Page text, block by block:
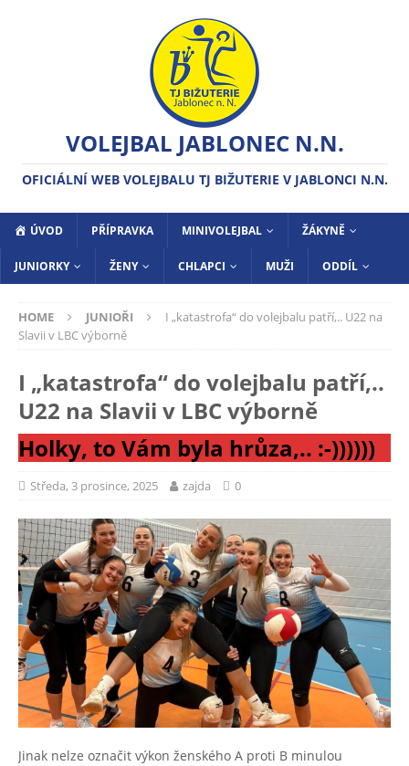
VOLEJBAL JABLONEC N.N.
OFICIÁLNÍ WEB VOLEJBALU TJ BIŽUTERIE V JABLONCI N.N.
ÚVOD PŘÍPRAVKA MINIVOLEJBAL ŽÁKYNĚ
JUNIORKY ŽENY CHLAPCI MUŽI ODDÍL
HOME JUNIOŘI
I „katastrofa“ do volejbalu patří,.. U22 na
Slavii v LBC výborně
I „katastrofa“ do volejbalu patří,..
U22 na Slavii v LBC výborně
Holky, to Vám byla hrůza,.. :-))))))
Středa, 3 prosince, 2025 zajda 0
Jinak nelze označit výkon ženského A proti B minulou